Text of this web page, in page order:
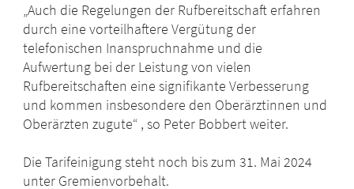
„Auch die Regelungen der Rufbereitschaft erfahren
durch eine vorteilhaftere Vergütung der
telefonischen Inanspruchnahme und die
Aufwertung bei der Leistung von vielen
Rufbereitschaften eine signifikante Verbesserung
und kommen insbesondere den Oberärztinnen und
Oberärzten zugute“ , so Peter Bobbert weiter.
Die Tarifeinigung steht noch bis zum 31. Mai 2024
unter Gremienvorbehalt.